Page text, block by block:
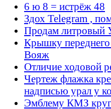
6 ю 8 = истрёж 48
Здох Telegram ,
Продам литровый
Крышку переднего
Вояж
Отличие ходовой
Чертеж флажка
надписью урал у
Эмблему КМЗ